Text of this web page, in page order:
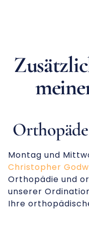
Montag und
Christopher
Orthopädie und
unserer
Ihre